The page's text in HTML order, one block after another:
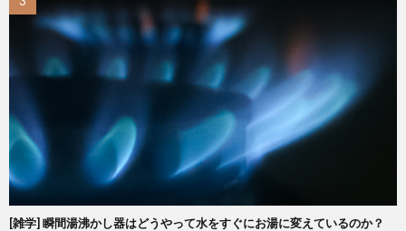
[雑学] 瞬間湯沸かし器はどうやって水をすぐにお湯に変えているのか？